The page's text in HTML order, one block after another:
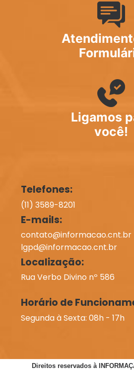
Ligamos
você!
Telefones:
(11) 3589-8201
E-mails:
contato@informacao.cnt.br
lgpd@informacao.cnt.br
Localização:
Rua Verbo Divino nº 586
Horário de
Segunda à Sexta: 08h - 17h
Direitos reservados à